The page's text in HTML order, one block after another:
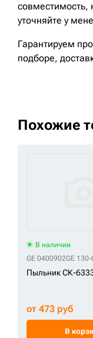
совместимость,
уточняйте у
Гарантируем
подборе,
Похожие
В наличии
GE 0400902GE
Пыльник СК-
от 473 руб
В